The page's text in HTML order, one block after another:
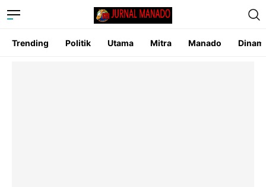
Trending Politik Utama Mitra Manado